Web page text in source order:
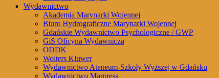
Wydawnictwo
Akademia Marynarki Wojennej
Biuro Hydrograficzne Marynarki Wojennej
Gdańskie Wydawnictwo Psychologiczne / GWP
GiS Oficyna Wydawnicza
ODDK
Wolters Kluwer
Wydawnictwo Ateneum-Szkoły Wyższej w Gdańsku
Wydawnictwo Marpress